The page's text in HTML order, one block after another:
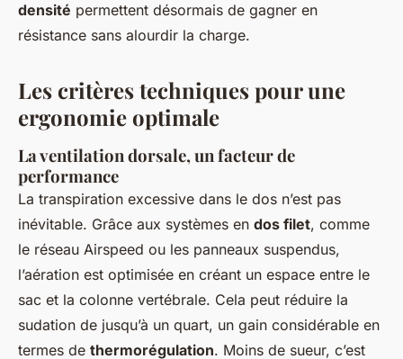
densité permettent désormais de gagner en
résistance sans alourdir la charge.
Les critères techniques pour une
ergonomie optimale
La ventilation dorsale, un facteur de
performance
La transpiration excessive dans le dos n’est pas
inévitable. Grâce aux systèmes en dos filet, comme
le réseau Airspeed ou les panneaux suspendus,
l’aération est optimisée en créant un espace entre le
sac et la colonne vertébrale. Cela peut réduire la
sudation de jusqu’à un quart, un gain considérable en
termes de thermorégulation. Moins de sueur, c’est